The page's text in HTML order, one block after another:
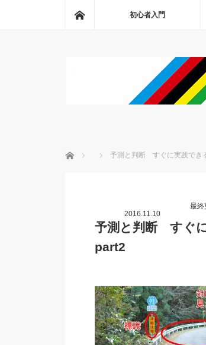
初心者入門
ホーム 予測と判断 すぐに実践でき
2016.11.10
最終
予測と判断 すぐ
part2